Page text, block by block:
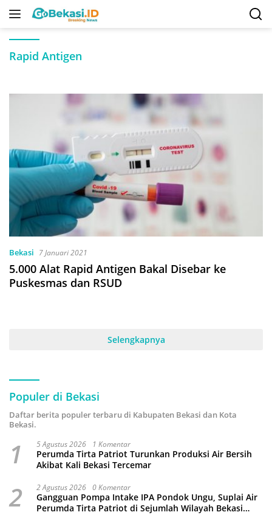
Langsung
Rapid Antigen
Bekasi 7 Januari 2021
5.000 Alat Rapid Antigen Bakal Disebar ke
Puskesmas dan RSUD
Selengkapnya
Populer di Bekasi
Daftar berita populer terbaru di Kabupaten Bekasi dan Kota
Bekasi.
1 5 Agustus 2026 1 Komentar
Perumda Tirta Patriot Turunkan Produksi Air Bersih
Akibat Kali Bekasi Tercemar
2 2 Agustus 2026 0 Komentar
Gangguan Pompa Intake IPA Pondok Ungu, Suplai Air
Perumda Tirta Patriot di Sejumlah Wilayah Bekasi